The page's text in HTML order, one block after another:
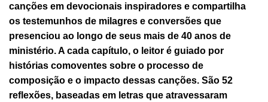
canções em devocionais inspiradores e compartilha
os testemunhos de milagres e conversões que
presenciou ao longo de seus mais de 40 anos de
ministério. A cada capítulo, o leitor é guiado por
histórias comoventes sobre o processo de
composição e o impacto dessas canções. São 52
reflexões, baseadas em letras que atravessaram